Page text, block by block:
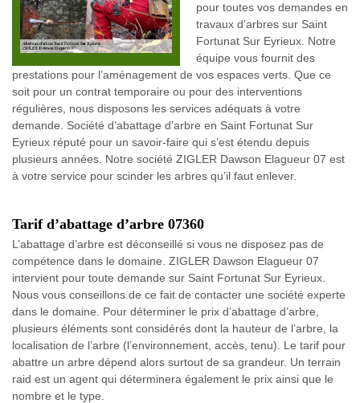
pour toutes vos demandes en
travaux d’arbres sur Saint
Fortunat Sur Eyrieux. Notre
équipe vous fournit des
prestations pour l’aménagement de vos espaces verts. Que ce
soit pour un contrat temporaire ou pour des interventions
régulières, nous disposons les services adéquats à votre
demande. Société d’abattage d’arbre en Saint Fortunat Sur
Eyrieux réputé pour un savoir-faire qui s’est étendu depuis
plusieurs années. Notre société ZIGLER Dawson Elagueur 07 est
à votre service pour scinder les arbres qu’il faut enlever.
Tarif d’abattage d’arbre 07360
L’abattage d’arbre est déconseillé si vous ne disposez pas de
compétence dans le domaine. ZIGLER Dawson Elagueur 07
intervient pour toute demande sur Saint Fortunat Sur Eyrieux.
Nous vous conseillons de ce fait de contacter une société experte
dans le domaine. Pour déterminer le prix d’abattage d’arbre,
plusieurs éléments sont considérés dont la hauteur de l’arbre, la
localisation de l’arbre (l’environnement, accès, tenu). Le tarif pour
abattre un arbre dépend alors surtout de sa grandeur. Un terrain
raid est un agent qui déterminera également le prix ainsi que le
nombre et le type.